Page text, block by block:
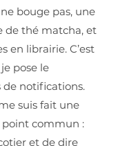
bouge pas, une
de thé matcha, et
en librairie. C’est
pose le
de notifications.
suis fait une
point commun :
et de dire